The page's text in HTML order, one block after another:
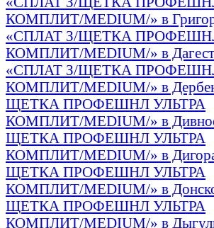
КОМПЛИТ/MEDIUM/» в
«СПЛАТ З/ЩЕТКА
КОМПЛИТ/MEDIUM/» в
«СПЛАТ З/ЩЕТКА
КОМПЛИТ/MEDIUM/» в
ЩЕТКА ПРОФЕШНЛ УЛЬТРА
КОМПЛИТ/MEDIUM/» в
ЩЕТКА ПРОФЕШНЛ УЛЬТРА
КОМПЛИТ/MEDIUM/» в
ЩЕТКА ПРОФЕШНЛ УЛЬТРА
КОМПЛИТ/MEDIUM/» в
ЩЕТКА ПРОФЕШНЛ УЛЬТРА
КОМПЛИТ/MEDIUM/» в